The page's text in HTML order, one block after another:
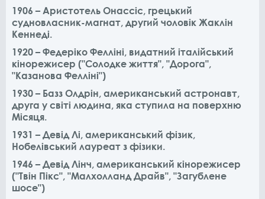
1906 – Аристотель Онассіс, грецький
судновласник-магнат, другий чоловік Жаклін
Кеннеді.
1920 – Федеріко Фелліні, видатний італійський
кінорежисер ("Солодке життя", "Дорога",
"Казанова Фелліні")
1930 – Базз Олдрін, американський астронавт,
друга у світі людина, яка ступила на поверхню
Місяця.
1931 – Девід Лі, американський фізик,
Нобелівський лауреат з фізики.
1946 – Девід Лінч, американський кінорежисер
("Твін Пікс", "Малхолланд Драйв", "Загублене
шосе")